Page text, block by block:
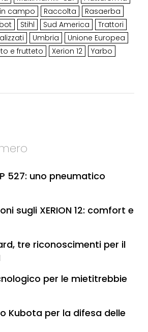
campo Raccolta
Rasaerba
Stihl Sud America
Trattori
Umbria
Unione Europea
e frutteto Xerion 12 Yarbo
527: uno pneumatico
sugli XERION 12: comfort e
tre riconoscimenti per il
per le mietitrebbie
Kubota per la difesa delle